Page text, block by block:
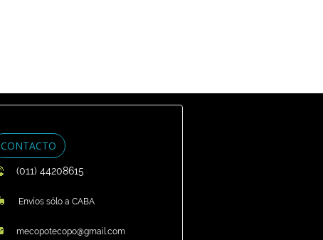
CONTACTO
(011) 44208615
Envíos sólo a CABA
mecopotecopo@gmail.com